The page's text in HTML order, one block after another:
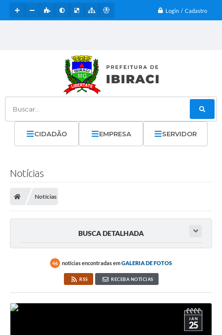
Login / Cadastro
Buscar...
CIDADÃO EMPRESA SERVIDOR
Notícias
Notícias
BUSCA DETALHADA
46 notícias encontradas emGALERIA DE FOTOS
RSS RECEBA NOTÍCIAS
JAN
25